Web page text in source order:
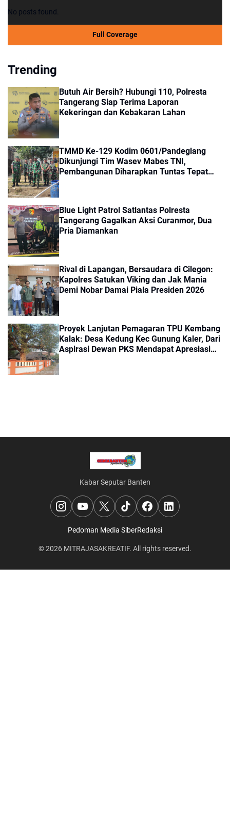
No posts found.
Full Coverage
Trending
Butuh Air Bersih? Hubungi 110, Polresta
Tangerang Siap Terima Laporan
Kekeringan dan Kebakaran Lahan
TMMD Ke-129 Kodim 0601/Pandeglang
Dikunjungi Tim Wasev Mabes TNI,
Pembangunan Diharapkan Tuntas Tepat
Blue Light Patrol Satlantas Polresta
Tangerang Gagalkan Aksi Curanmor, Dua
Pria Diamankan
Rival di Lapangan, Bersaudara di Cilegon:
Kapolres Satukan Viking dan Jak Mania
Demi Nobar Damai Piala Presiden 2026
Proyek Lanjutan Pemagaran TPU Kembang
Kalak: Desa Kedung Kec Gunung Kaler, Dari
Aspirasi Dewan PKS Mendapat Apresiasi
Kabar Seputar Banten
Pedoman Media SiberRedaksi
© 2026 MITRAJASAKREATIF. All rights reserved.